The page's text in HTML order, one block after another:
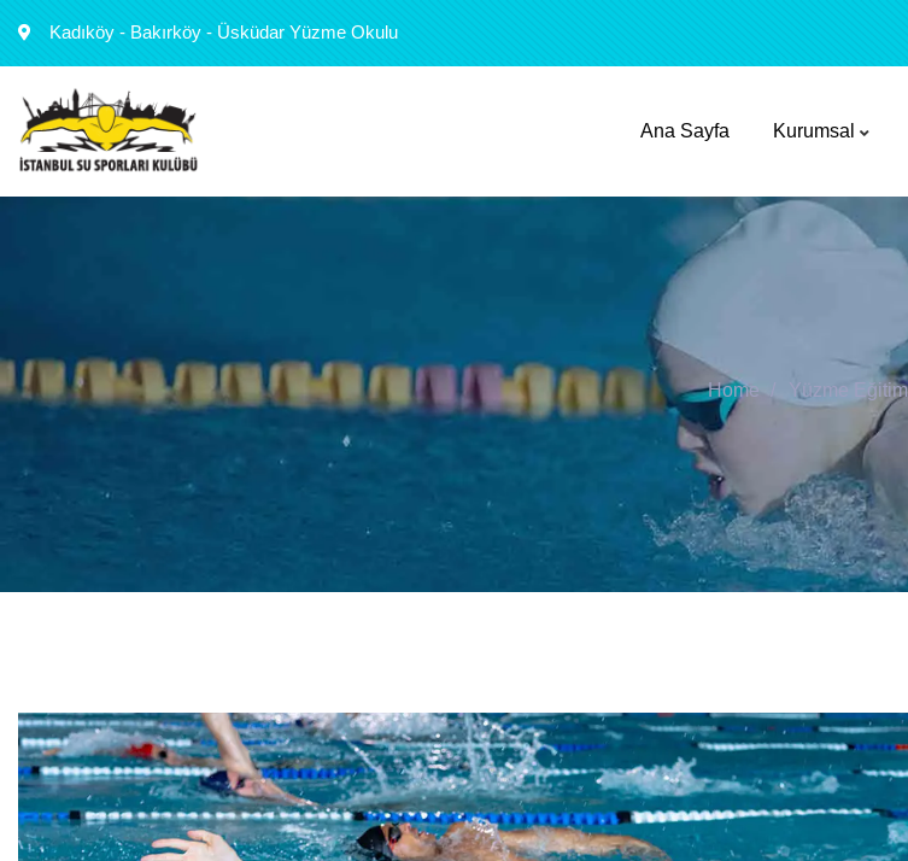
Kadıköy - Bakırköy - Üsküdar Yüzme Okulu
Ana Sayfa Kurumsal
Home Yüzme